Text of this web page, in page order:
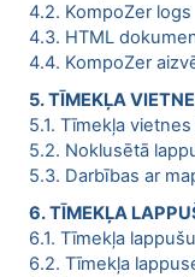
4.2. KompoZer logs
4.3. HTML
4.4. KompoZer
5. TĪMEKĻA
5.1. Tīmekļa
5.2. Noklusētā
5.3. Darbības ar
6. TĪMEKĻA
6.1. Tīmekļa
6.2. Tīmekļa